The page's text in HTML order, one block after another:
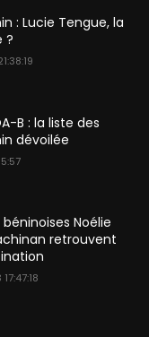
: Lucie Tengue, la
?
B : la liste des
dévoilée
béninoises Noélie
retrouvent